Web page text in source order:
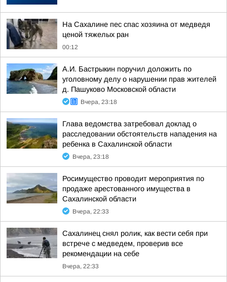
На Сахалине пес спас хозяина от медведя
ценой тяжелых ран
00:12
А.И. Бастрыкин поручил доложить по
уголовному делу о нарушении прав жителей
д. Пашуково Московской области
Вчера, 23:18
Глава ведомства затребовал доклад о
расследовании обстоятельств нападения на
ребенка в Сахалинской области
Вчера, 23:18
Росимущество проводит мероприятия по
продаже арестованного имущества в
Сахалинской области
Вчера, 22:33
Сахалинец снял ролик, как вести себя при
встрече с медведем, проверив все
рекомендации на себе
Вчера, 22:33